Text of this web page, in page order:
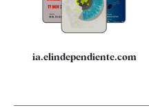
ia.elindependiente.com